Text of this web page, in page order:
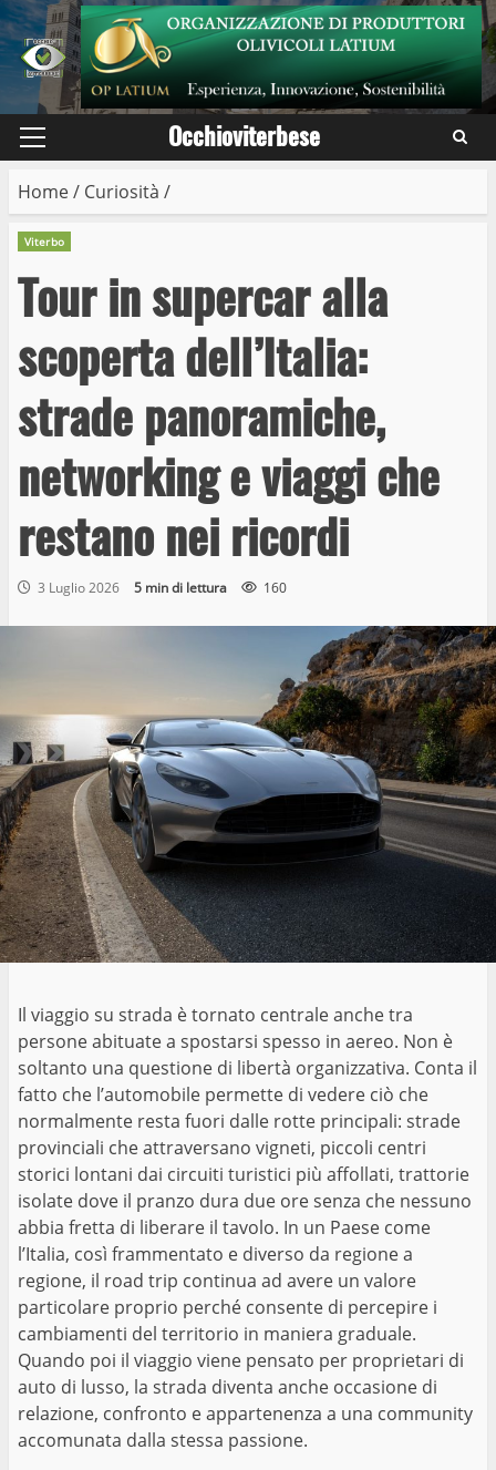
Skip
to
content
Primary
Occhioviterbese
Home/ Curiosità /
Viterbo
Tour in supercar alla
scoperta dell’Italia:
strade panoramiche,
networking e viaggi che
restano nei ricordi
3 Luglio 2026 5 min di lettura 160
Il viaggio su strada è tornato centrale anche tra
persone abituate a spostarsi spesso in aereo. Non è
soltanto una questione di libertà organizzativa. Conta il
fatto che l’automobile permette di vedere ciò che
normalmente resta fuori dalle rotte principali: strade
provinciali che attraversano vigneti, piccoli centri
storici lontani dai circuiti turistici più affollati, trattorie
isolate dove il pranzo dura due ore senza che nessuno
abbia fretta di liberare il tavolo. In un Paese come
l’Italia, così frammentato e diverso da regione a
regione, il road trip continua ad avere un valore
particolare proprio perché consente di percepire i
cambiamenti del territorio in maniera graduale.
Quando poi il viaggio viene pensato per proprietari di
auto di lusso, la strada diventa anche occasione di
relazione, confronto e appartenenza a una community
accomunata dalla stessa passione.